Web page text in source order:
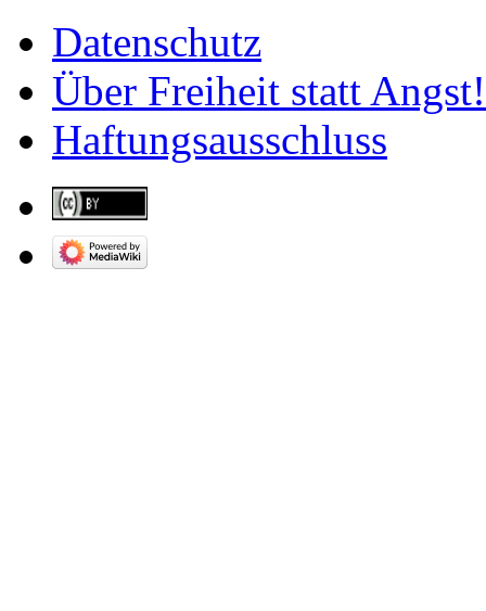
Datenschutz
Über Freiheit statt Angst!
Haftungsausschluss